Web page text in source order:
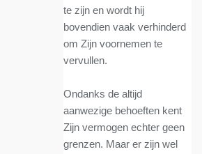
te zijn en wordt hij
bovendien vaak verhinderd
om Zijn voornemen te
vervullen.
Ondanks de altijd
aanwezige behoeften kent
Zijn vermogen echter geen
grenzen. Maar er zijn wel